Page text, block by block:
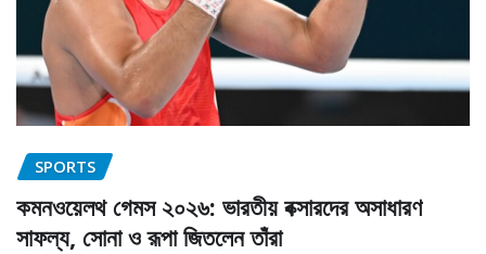
SPORTS
কমনওয়েলথ গেমস ২০২৬: ভারতীয় বক্সারদের অসাধারণ
সাফল্য, সোনা ও রূপা জিতলেন তাঁরা